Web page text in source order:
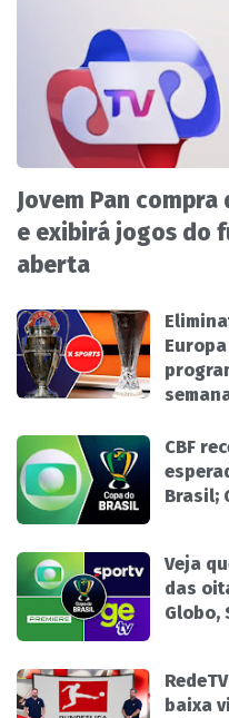
Jovem Pan
e exibirá jogos do
aberta
CBF
Brasil;
Veja
das
Globo,
baixa